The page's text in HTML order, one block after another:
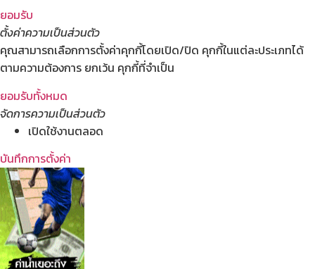
ยอมรับ
ตั้งค่าความเป็นส่วนตัว
คุณสามารถเลือกการตั้งค่าคุกกี้โดยเปิด/ปิด คุกกี้ในแต่ละประเภทได้
ตามความต้องการ ยกเว้น คุกกี้ที่จำเป็น
ยอมรับทั้งหมด
จัดการความเป็นส่วนตัว
เปิดใช้งานตลอด
บันทึกการตั้งค่า